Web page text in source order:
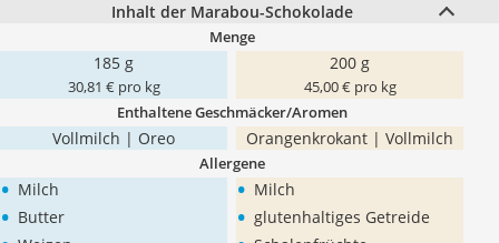
Inhalt der Marabou-Schokolade
Menge
185 g
30,81 € pro kg
200 g
45,00 € pro kg
Enthaltene Geschmäcker/Aromen
Vollmilch | Oreo Orangenkrokant | Vollmilch
Allergene
• Milch
• Butter
• Milch
• glutenhaltiges Getreide